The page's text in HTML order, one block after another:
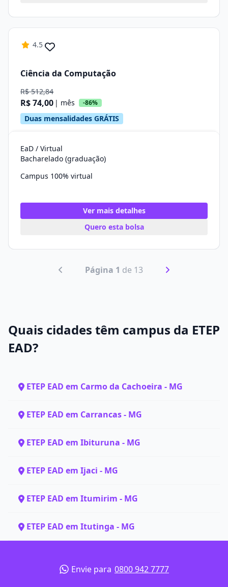
4.5
Ciência da Computação
R$ 512,84
R$ 74,00 | mês -86%
Duas mensalidades GRÁTIS
EaD / Virtual
Bacharelado (graduação)
Campus 100% virtual
Ver mais detalhes
Quero esta bolsa
Página 1 de 13
Quais cidades têm campus da ETEP
EAD?
ETEP EAD em Carmo da Cachoeira - MG
ETEP EAD em Carrancas - MG
ETEP EAD em Ibituruna - MG
ETEP EAD em Ijaci - MG
ETEP EAD em Itumirim - MG
ETEP EAD em Itutinga - MG
Envie para 0800 942 7777